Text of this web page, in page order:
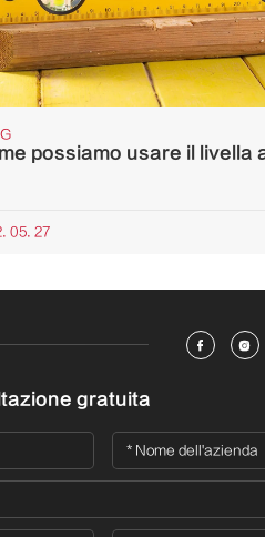
possiamo usare il livella
05. 27
 
gratuita